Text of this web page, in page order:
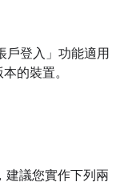
戶登入」功能適用
的裝置。
建議您實作下列兩